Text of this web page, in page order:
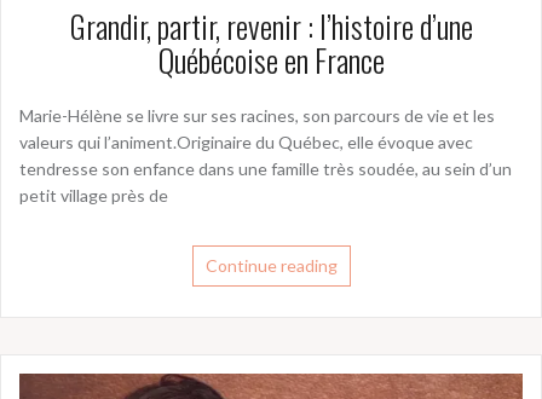
Grandir, partir, revenir : l’histoire d’une
Québécoise en France
Marie-Hélène se livre sur ses racines, son parcours de vie et les
valeurs qui l’animent.Originaire du Québec, elle évoque avec
tendresse son enfance dans une famille très soudée, au sein d’un
petit village près de
Continue reading